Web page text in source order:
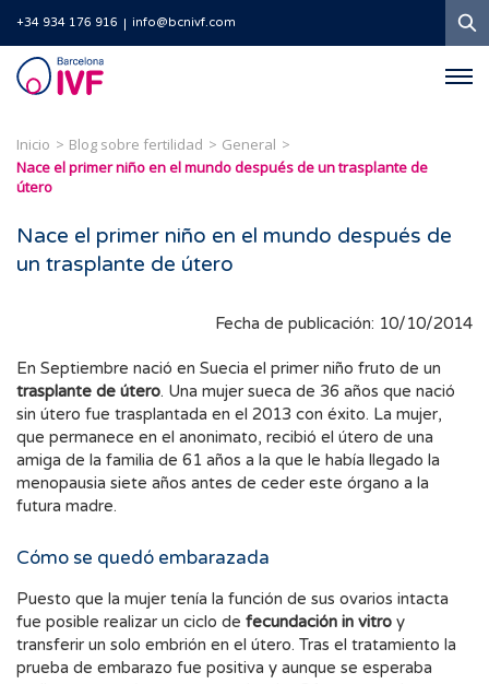
+34 934 176 916 info@bcnivf.com
Barcelona
IVF
Inicio Blog sobre fertilidad
General
Nace el primer niño en el mundo después de un trasplante de
útero
Nace el primer niño en el mundo después de
un trasplante de útero
Fecha de publicación: 10/10/2014
En Septiembre nació en Suecia el primer niño fruto de un
trasplante de útero. Una mujer sueca de 36 años que nació
sin útero fue trasplantada en el 2013 con éxito. La mujer,
que permanece en el anonimato, recibió el útero de una
amiga de la familia de 61 años a la que le había llegado la
menopausia siete años antes de ceder este órgano a la
futura madre.
Cómo se quedó embarazada
Puesto que la mujer tenía la función de sus ovarios intacta
fue posible realizar un ciclo de fecundación in vitro y
transferir un solo embrión en el útero. Tras el tratamiento la
prueba de embarazo fue positiva y aunque se esperaba